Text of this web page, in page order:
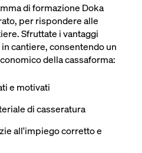
di formazione Doka
per rispondere alle
Sfruttate i vantaggi
cantiere, consentendo un
della cas­saforma:
e motivati
di casseratura
all'impiego corretto e